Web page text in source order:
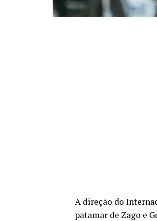
A direção do
patamar de Zago e